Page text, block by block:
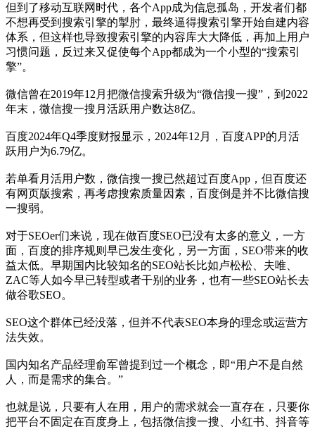
但到了移动互联网时代，各个App成为信息孤岛，开发者们都
不想再受到搜索引擎的掣肘，最终逼得搜索引擎开始自建内容
体系，但这样也导致搜索引擎的内容库大大降低，再加上用户
习惯问题，反过来又促使每个App都成为一个小型的“搜索引
擎”。
微信曾在2019年12月把微信搜索升级为“微信搜一搜”，到2022
年末，微信搜一搜月活跃用户数达8亿。
百度2024年Q4季度财报显示，2024年12月，百度APP的月活
跃用户为6.79亿。
若单看月活用户数，微信搜一搜已然超过百度App，但百度还
有网页版搜索，再考虑搜索质量因素，百度倒是并不比微信搜
一搜弱。
对于SEOer们来说，现在做百度SEO已没有太多的意义，一方
面，百度的排序规则早已发生变化，另一方面，SEO带来的收
益太低。早期国内比较知名的SEO站长比如卢松松、夫唯、
ZAC等人如今早已转型或者干别的业务，也有一些SEO站长去
做谷歌SEO。
SEO这个群体已经没落，但并不代表SEO本身的理念或运营方
法失效。
国内知名产品经理俞军曾提到过一个概念，即“用户不是自然
人，而是需求的集合。”
也就是说，只要有人在用，用户的需求就会一直存在，只要你
把平台不固定在百度身上，包括微信搜一搜、小红书、抖音等